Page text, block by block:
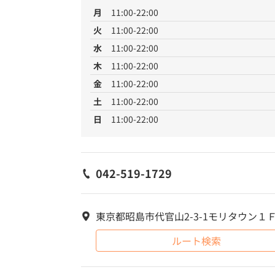
月
11:00-22:00
火
11:00-22:00
水
11:00-22:00
木
11:00-22:00
金
11:00-22:00
土
11:00-22:00
日
11:00-22:00
042-519-1729
東京都昭島市代官山2-3-1モリタウン１
ルート検索